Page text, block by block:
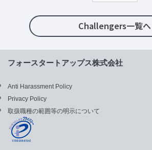
Challengers一覧へ
フォースタートアップス株式会社
Anti Harassment Policy
Privacy Policy
取扱職種の範囲等の明示について